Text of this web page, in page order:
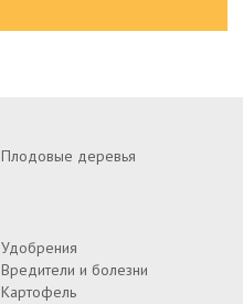
Плодовые деревья
Удобрения
Вредители и болезни
Картофель